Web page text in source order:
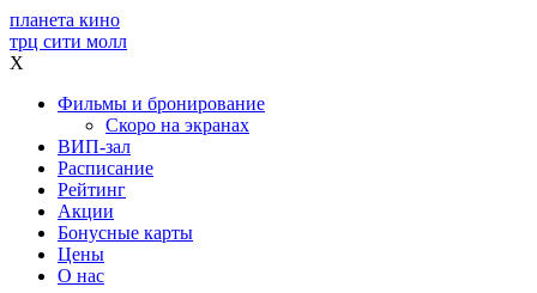
планета кино
трц сити молл
X
Фильмы и бронирование
Скоро на экранах
ВИП-зал
Расписание
Рейтинг
Акции
Бонусные карты
Цены
О нас